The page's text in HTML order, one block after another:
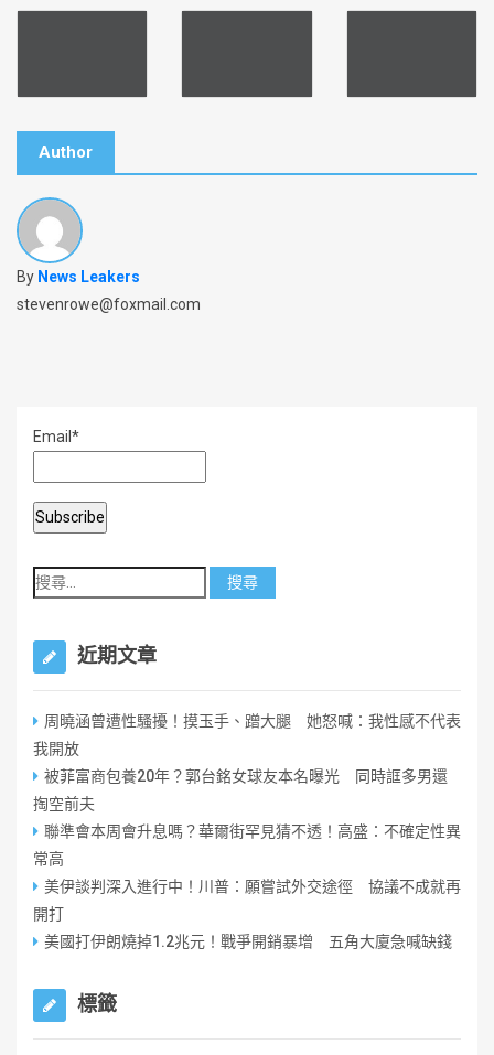
o
k
Author
By News Leakers
stevenrowe@foxmail.com
Email*
近期文章
周曉涵曾遭性騷擾！摸玉手、蹭大腿 她怒喊：我性感不代表
我開放
被菲富商包養20年？郭台銘女球友本名曝光 同時誆多男還
掏空前夫
聯準會本周會升息嗎？華爾街罕見猜不透！高盛：不確定性異
常高
美伊談判深入進行中！川普：願嘗試外交途徑 協議不成就再
開打
美國打伊朗燒掉1.2兆元！戰爭開銷暴增 五角大廈急喊缺錢
標籤